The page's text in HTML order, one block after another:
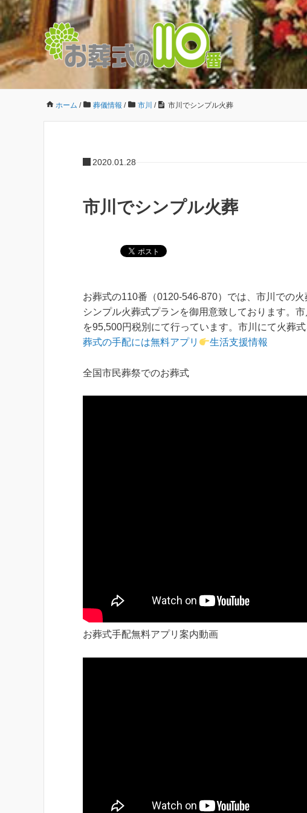
ホーム / 葬儀情報 / 市川 / 市川でシンプル火葬
2020.01.28
市川でシンプル火葬
お葬式の110番（0120-546-870）では、市川での
シンプル火葬式プランを御用意致しております。
を95,500円税別にて行っています。市川にて火葬
葬式の手配には無料アプリ
生活支援情報
全国市民葬祭でのお葬式
お葬式手配無料アプリ案内動画